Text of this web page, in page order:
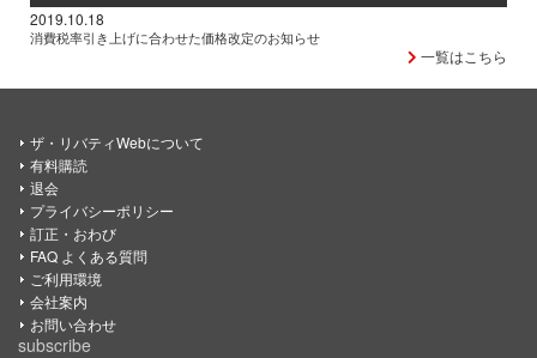
2019.10.18
消費税率引き上げに合わせた価格改定のお知らせ
一覧はこちら
ザ・リバティWebについて
有料購読
退会
プライバシーポリシー
訂正・おわび
FAQ よくある質問
ご利用環境
会社案内
お問い合わせ
subscribe